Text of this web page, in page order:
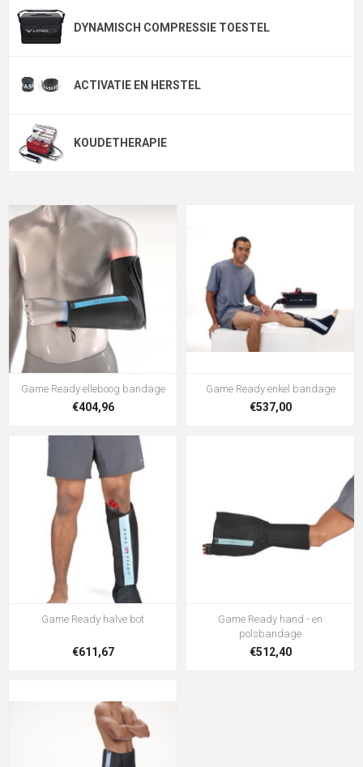
DYNAMISCH COMPRESSIE TOESTEL
ACTIVATIE EN HERSTEL
KOUDETHERAPIE
Game Ready elleboog bandage
€404,96
Game Ready enkel bandage
€537,00
Game Ready halve bot
€611,67
Game Ready hand - en
polsbandage
€512,40